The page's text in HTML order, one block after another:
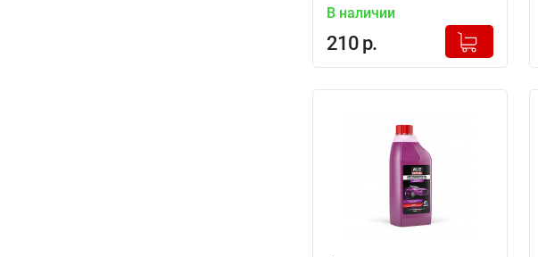
В наличии
210 р.
+
Добавлено в корзину